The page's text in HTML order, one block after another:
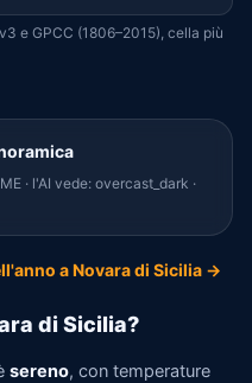
e GPCC (1806–2015), cella più
· l'AI vede: overcast_dark ·
a Novara di Sicilia →
di Sicilia?
sereno, con temperature